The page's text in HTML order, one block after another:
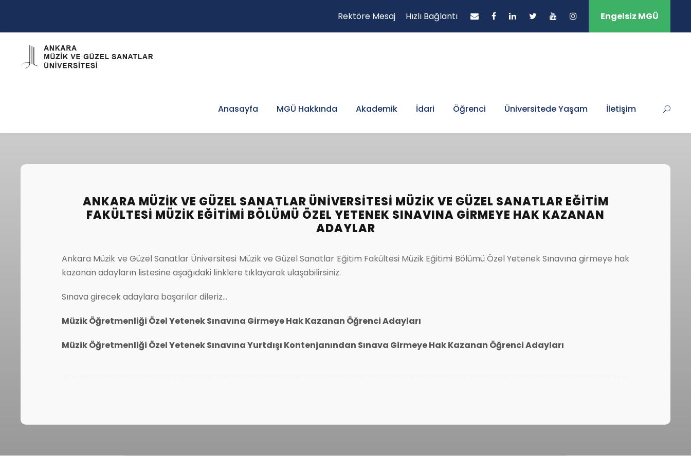
Rektöre Mesaj Hızlı Bağlantı Engelsiz MGÜ
Anasayfa MGÜ Hakkında Akademik İdari Öğrenci Üniversitede Yaşam İletişim
ANKARA MÜZIK VE GÜZEL SANATLAR ÜNIVERSITESI MÜZIK VE GÜZEL SANATLAR EĞITIM
FAKÜLTESI MÜZIK EĞITIMI BÖLÜMÜ ÖZEL YETENEK SINAVINA GIRMEYE HAK KAZANAN
ADAYLAR
Ankara Müzik ve Güzel Sanatlar Üniversitesi Müzik ve Güzel Sanatlar Eğitim Fakültesi Müzik Eğitimi Bölümü Özel Yetenek Sınavına girmeye hak
kazanan adayların listesine aşağıdaki linklere tıklayarak ulaşabilirsiniz.
Sınava girecek adaylara başarılar dileriz…
Müzik Öğretmenliği Özel Yetenek Sınavına Girmeye Hak Kazanan Öğrenci Adayları
Müzik Öğretmenliği Özel Yetenek Sınavına Yurtdışı Kontenjanından Sınava Girmeye Hak Kazanan Öğrenci Adayları